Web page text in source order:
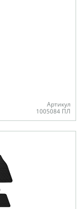
Артикул
1005084 ПЛ